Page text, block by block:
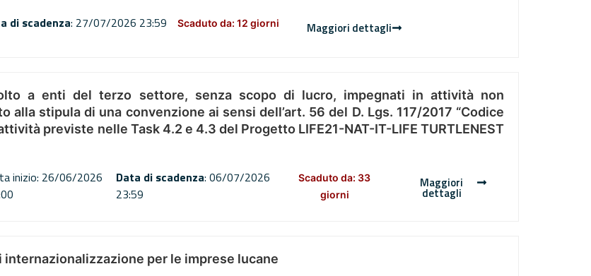
di scadenza: 27/07/2026 23:59 Scaduto da: 12 giorni Maggiori dettagli
a enti del terzo settore, senza scopo di lucro, impegnati in attività non
stipula di una convenzione ai sensi dell’art. 56 del D. Lgs. 117/2017 “Codice
previste nelle Task 4.2 e 4.3 del Progetto LIFE21-NAT-IT-LIFE TURTLENEST
inizio: 26/06/2026
Data di scadenza: 06/07/2026
23:59
Scaduto da: 33
giorni
Maggiori
dettagli
per le imprese lucane